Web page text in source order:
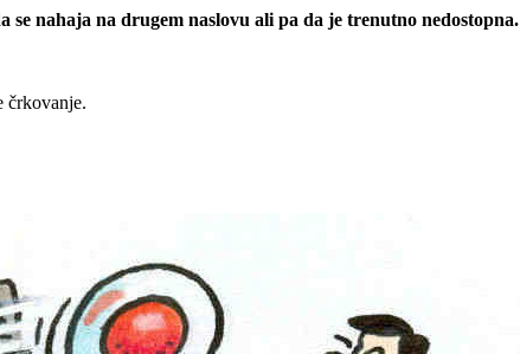
nahaja na drugem naslovu ali pa da je trenutno nedostopna.
črkovanje.